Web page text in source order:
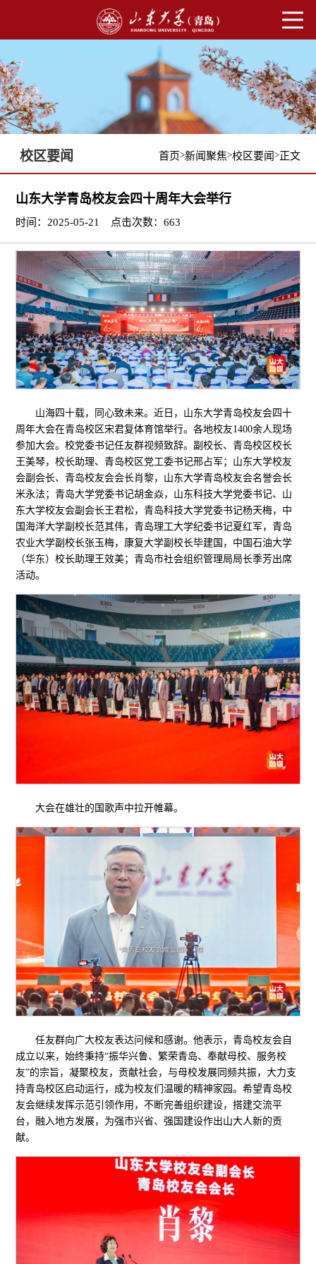
校区要闻 首页>新闻聚焦>校区要闻 >正文
山东大学青岛校友会四十周年大会举行
时间：2025-05-21 点击次数：663
山海四十载，同心致未来。近日，山东大学青岛校友会四十
周年大会在青岛校区宋君复体育馆举行。各地校友1400余人现场
参加大会。校党委书记任友群视频致辞。副校长、青岛校区校长
王美琴，校长助理、青岛校区党工委书记邢占军；山东大学校友
会副会长、青岛校友会会长肖黎，山东大学青岛校友会名誉会长
米永法；青岛大学党委书记胡金焱，山东科技大学党委书记、山
东大学校友会副会长王君松，青岛科技大学党委书记杨天梅，中
国海洋大学副校长范其伟，青岛理工大学纪委书记夏红军，青岛
农业大学副校长张玉梅，康复大学副校长毕建国，中国石油大学
（华东）校长助理王效美；青岛市社会组织管理局局长季芳出席
活动。
大会在雄壮的国歌声中拉开帷幕。
任友群向广大校友表达问候和感谢。他表示，青岛校友会自
成立以来，始终秉持“振华兴鲁、繁荣青岛、奉献母校、服务校
友”的宗旨，凝聚校友，贡献社会，与母校发展同频共振，大力支
持青岛校区启动运行，成为校友们温暖的精神家园。希望青岛校
友会继续发挥示范引领作用，不断完善组织建设，搭建交流平
台，融入地方发展，为强市兴省、强国建设作出山大人新的贡
献。